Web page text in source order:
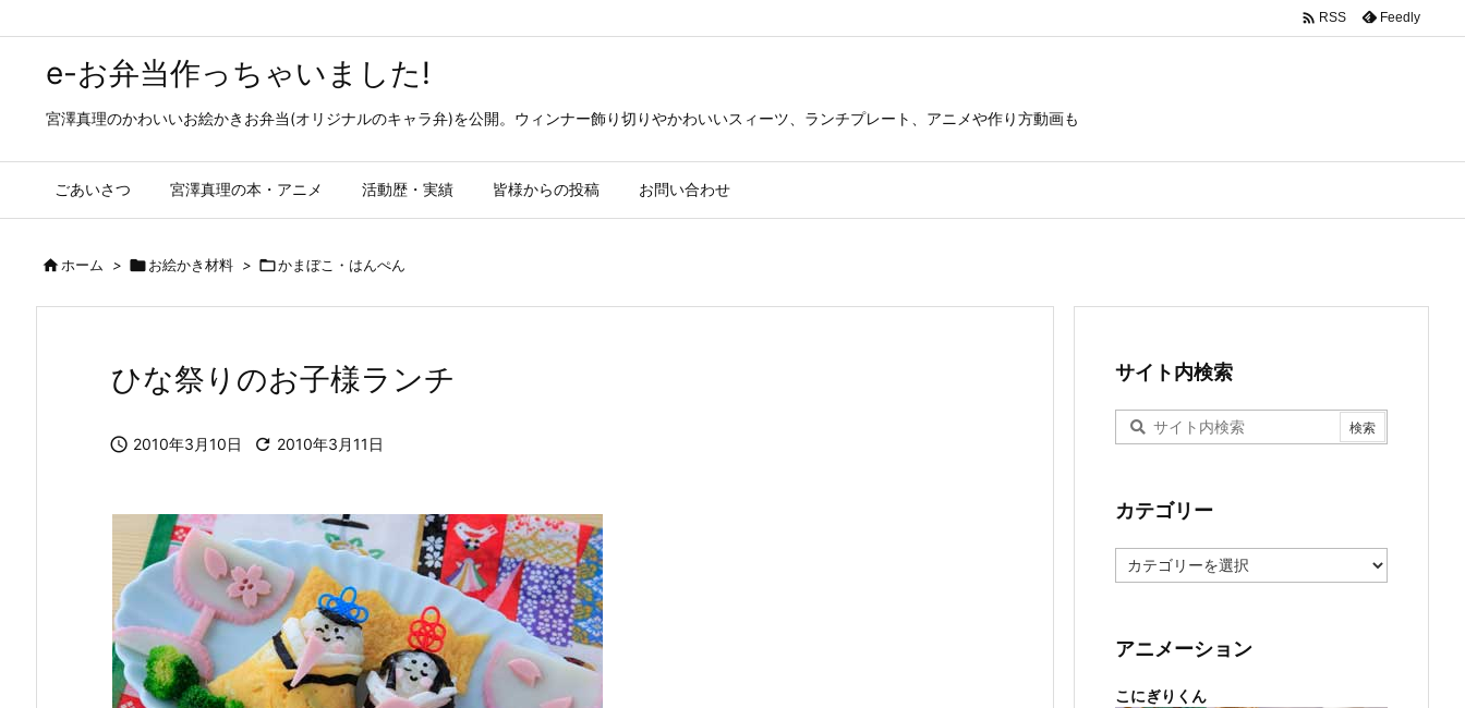
e-お弁当作っちゃいました!
宮澤真理のかわいいお絵かきお弁当(オリジナルのキャラ弁)を公開。ウィンナー飾り切りやかわいいスィーツ、ランチプレート、アニメや作り方動画も
ごあいさつ 宮澤真理の本・アニメ 活動歴・実績 皆様からの投稿 お問い合わせ
 RSS Feedly
ホーム > お絵かき材料 > かまぼこ・はんぺん
ひな祭りのお子様ランチ
 2010年3月10日  2010年3月11日
サイト内検索
カテゴリー
テ
ー
アニメーション
こにぎりくん